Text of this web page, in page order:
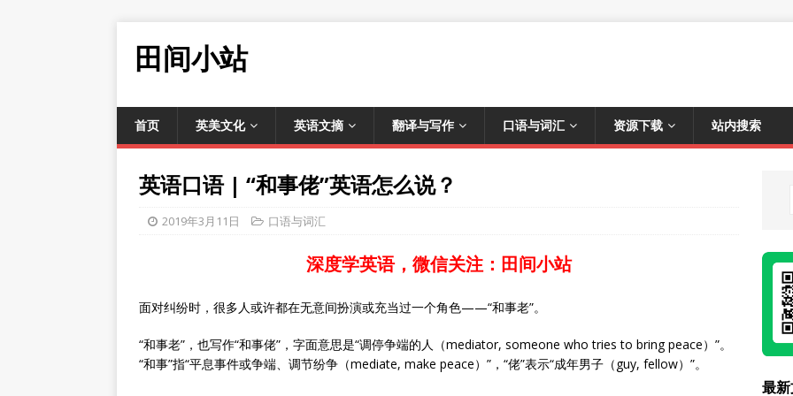
田间小站
首页 英美文化 英语文摘 翻译与写作 口语与词汇 资源下载 站内搜索
英语口语 | “和事佬”英语怎么说？
2019年3月11日 口语与词汇
深度学英语，微信关注：田间小站
面对纠纷时，很多人或许都在无意间扮演或充当过一个角色——“和事老”。
“和事老”，也写作“和事佬”，字面意思是“调停争端的人（mediator, someone who tries to bring peace）”。
“和事”指“平息事件或争端、调节纷争（mediate, make peace）”，“佬”表示“成年男子（guy, fellow）”。
最